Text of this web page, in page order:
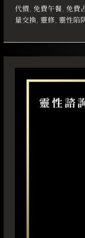
代價,免費午餐,免費
量交換,靈修,靈性陷